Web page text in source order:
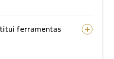
ao uso contínuo,
com exposição ao sol e
acessórios estão:
ferramentas